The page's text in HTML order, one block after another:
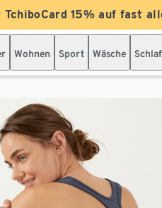
15% auf fast
Wohnen Sport Wäsche